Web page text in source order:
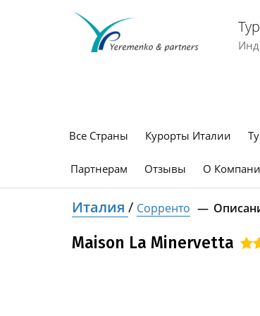
Все Страны Курорты Италии
Партнерам Отзывы О
Италия / Сорренто
Maison La Minervetta